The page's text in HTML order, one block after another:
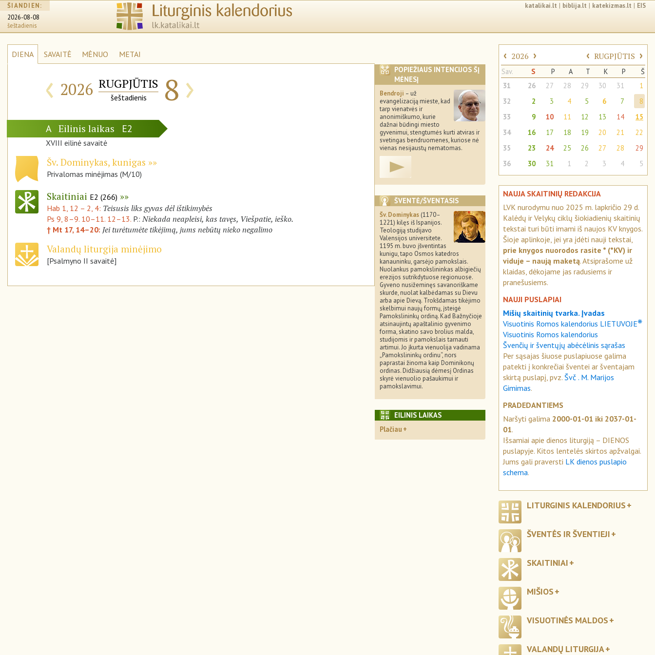
ŠIANDIEN:
2026-08-08
šeštadienis
katalikai.lt | biblija.lt | katekizmas.lt | EIS
DIENA SAVAITĖ MĖNUO METAI
‹ 2026 RUGPJŪTIS
šeštadienis 8 ›
A Eilinis laikas E2
XVIII eilinė savaitė
Šv. Dominykas, kunigas
Privalomas minėjimas (M/10)
Skaitiniai E2 (266)
Hab 1, 12 – 2, 4: Teisusis liks gyvas dėl ištikimybės
Ps 9, 8–9. 10–11. 12–13. P.: Niekada neapleisi, kas tavęs, Viešpatie, ieško.
† Mt 17, 14–20: Jei turėtumėte tikėjimą, jums nebūtų nieko negalimo
Valandų liturgija minėjimo
[Psalmyno II savaitė]
POPIEŽIAUS INTENCIJOS ŠĮ
MĖNESĮ
Bendroji – už
evangelizaciją mieste, kad
tarp vienatvės ir
anonimiškumo, kurie
dažnai būdingi miesto
gyvenimui, stengtumės kurti atviras ir
svetingas bendruomenes, kuriose nė
vienas nesijaustų nematomas.
ŠVENTĖ/ŠVENTASIS
Šv. Dominykas (1170–
1221) kilęs iš Ispanijos.
Teologiją studijavo
Valensijos universitete.
1195 m. buvo įšventintas
kunigu, tapo Osmos katedros
kanauninku, garsėjo pamokslais.
Nuolankus pamokslininkas albigiečių
erezijos sutrikdytuose regionuose.
Gyveno nusižeminęs savanoriškame
skurde, nuolat kalbėdamas su Dievu
arba apie Dievą. Trokšdamas tikėjimo
skelbimui naujų formų, įsteigė
Pamokslininkų ordiną. Kad Bažnyčioje
atsinaujintų apaštalinio gyvenimo
forma, skatino savo brolius malda,
studijomis ir pamokslais tarnauti
artimui. Jo įkurta vienuolija vadinama
„Pamokslininkų ordinu“, nors
paprastai žinoma kaip Dominikonų
ordinas. Didžiausią dėmesį Ordinas
skyrė vienuolio pašaukimui ir
pamokslavimui.
EILINIS LAIKAS
Plačiau
‹ 2026 › ‹ RUGPJŪTIS ›
Sav. S P A T K P
Š
31
26 27 28 29 30 31
1
32
2 3 4 5 6 7
8
33
9 10 11 12 13 14
15
34
16 17 18 19 20 21
22
35
23 24 25 26 27 28
29
36
30 31 1 2 3 4 5
NAUJA SKAITINIŲ REDAKCIJA
LVK nurodymu nuo 2025 m. lapkričio 29 d.
Kalėdų ir Velykų ciklų šiokiadienių skaitinių
tekstai turi būti imami iš naujos KV knygos.
Šioje aplinkoje, jei yra įdėti nauji tekstai,
prie knygos nuorodos rasite * (*KV) ir
viduje – naują maketą. Atsiprašome už
klaidas, dėkojame jas radusiems ir
pranešusiems.
NAUJI PUSLAPIAI
Mišių skaitinių tvarka. Įvadas
Visuotinis Romos kalendorius LIETUVOJE❋
Visuotinis Romos kalendorius
Švenčių ir šventųjų abėcėlinis sąrašas
Per sąsajas šiuose puslapiuose galima
patekti į konkrečiai šventei ar šventajam
skirtą puslapį, pvz. Švč . M. Marijos
Gimimas.
PRADEDANTIEMS
Naršyti galima 2000-01-01 iki 2037-01-
01.
Išsamiai apie dienos liturgiją – DIENOS
puslapyje. Kitos lentelės skirtos apžvalgai.
Jums gali praversti LK dienos puslapio
schema.
LITURGINIS KALENDORIUS
ŠVENTĖS IR ŠVENTIEJI
SKAITINIAI
MIŠIOS
VISUOTINĖS MALDOS
VALANDŲ LITURGIJA